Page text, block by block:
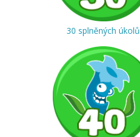
30 splněných úkolů